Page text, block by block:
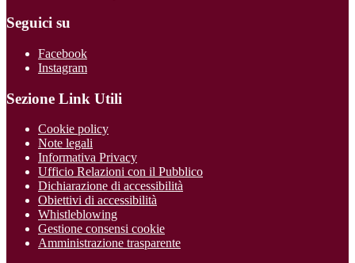
Seguici su
Facebook
Instagram
Sezione Link Utili
Cookie policy
Note legali
Informativa Privacy
Ufficio Relazioni con il Pubblico
Dichiarazione di accessibilità
Obiettivi di accessibilità
Whistleblowing
Gestione consensi cookie
Amministrazione trasparente